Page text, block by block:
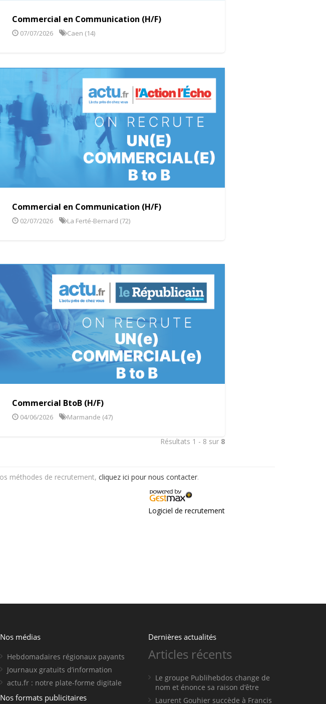
Nos médias
Hebdomadaires régionaux payants
Journaux gratuits d’information
actu.fr : notre plate-forme digitale
Nos formats publicitaires
Dernières actualités
Articles récents
Le groupe Publihebdos change de
nom et énonce sa raison d’être
Laurent Gouhier succède à Francis